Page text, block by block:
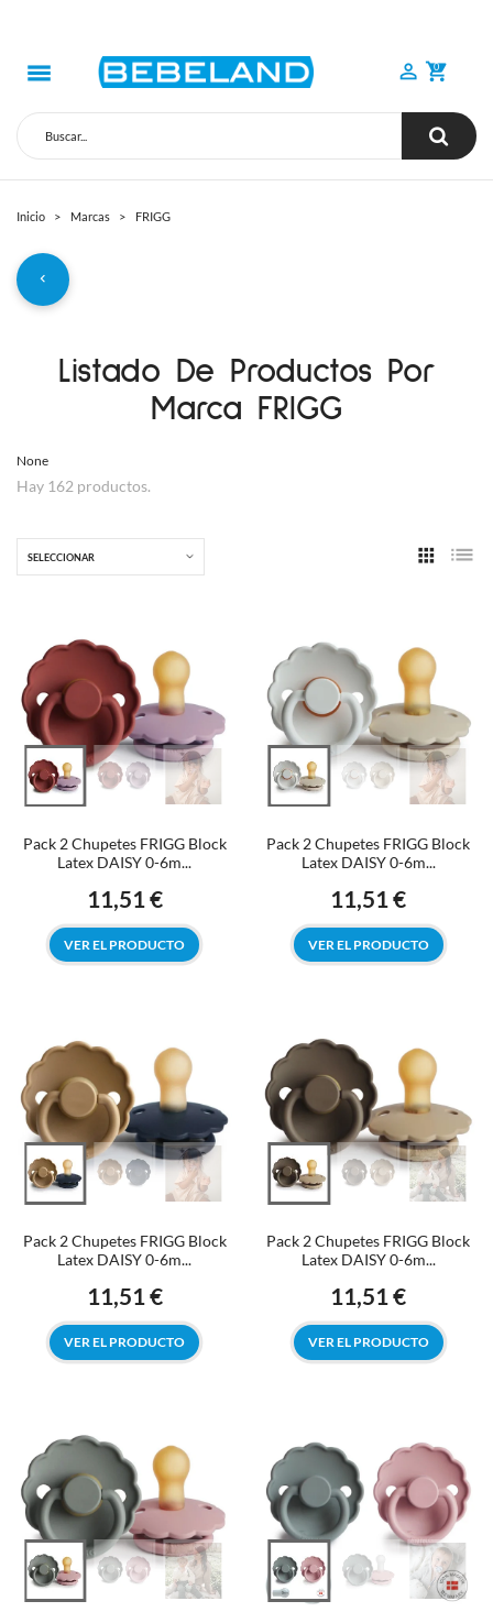
0
Inicio Marcas FRIGG
Listado De Productos Por
Marca FRIGG
None
Hay 162 productos.
SELECCIONAR
Pack 2 Chupetes FRIGG Block
Latex DAISY 0-6m...
Precio
11,51 €
VER EL PRODUCTO
Pack 2 Chupetes FRIGG Block
Latex DAISY 0-6m...
Precio
11,51 €
VER EL PRODUCTO
Pack 2 Chupetes FRIGG Block
Latex DAISY 0-6m...
Precio
11,51 €
VER EL PRODUCTO
Pack 2 Chupetes FRIGG Block
Latex DAISY 0-6m...
Precio
11,51 €
VER EL PRODUCTO